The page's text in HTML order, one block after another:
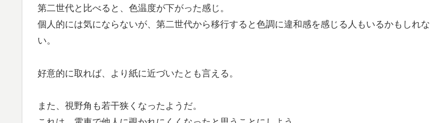
第二世代と比べると、色温度が下がった感じ。
個人的には気にならないが、第二世代から移行すると色調に違和感を感じる人もいるかもしれな
い。
好意的に取れば、より紙に近づいたとも言える。
また、視野角も若干狭くなったようだ。